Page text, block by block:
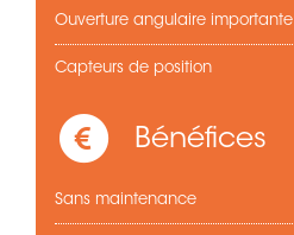
Ouverture angulaire importante
Capteurs de position
Bénéfices
Sans maintenance